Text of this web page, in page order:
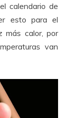
calendario de
esto para el
más calor, por
van